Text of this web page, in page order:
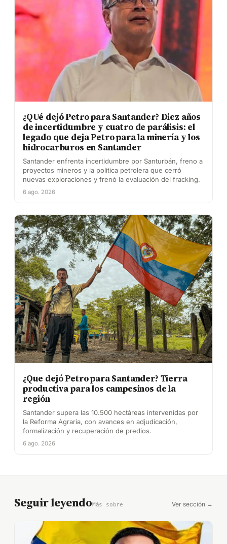
¿QUé dejó Petro para Santander? Diez años
de incertidumbre y cuatro de parálisis: el
legado que deja Petro para la minería y los
hidrocarburos en Santander
Santander enfrenta incertidumbre por Santurbán, freno a
proyectos mineros y la política petrolera que cerró
nuevas exploraciones y frenó la evaluación del fracking.
6 ago. 2026
¿Que dejó Petro para Santander? Tierra
productiva para los campesinos de la
región
Santander supera las 10.500 hectáreas intervenidas por
la Reforma Agraria, con avances en adjudicación,
formalización y recuperación de predios.
6 ago. 2026
Seguir leyendoMás sobre Ver sección →